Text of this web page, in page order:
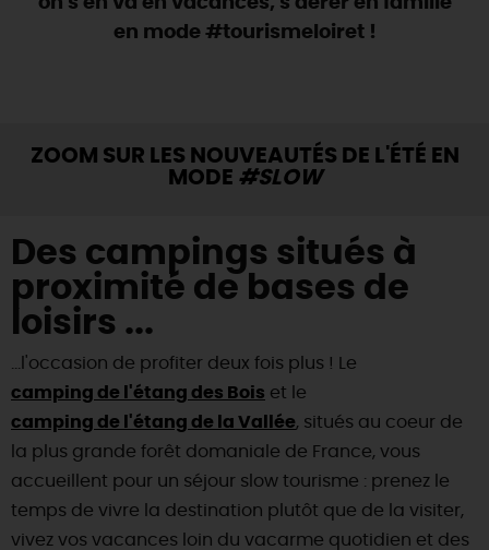
créatives
La Route desMétiers d'Art
Des vacances auprès des animaux 🐎
Une saison de festivals 🎉
Des sorties en famille dans le Loiret !
Programme des animations "Loiret au fil de l'eau"
Où sortir ?
AUJOURD'HUI
DEMAIN
SE REPÉRER,SE DÉPLACER
en mode #tourismeloiret !
ZOOM SUR LES NOUVEAUTÉS DE L'ÉTÉ EN
MODE #SLOW
Des campings situés à
proximité de bases de
loisirs ...
...l'occasion de profiter deux fois plus ! Le
camping de l'étang des Bois et le
camping de l'étang de la Vallée, situés au coeur de
la plus grande forêt domaniale de France, vous
accueillent pour un séjour slow tourisme : prenez le
temps de vivre la destination plutôt que de la visiter,
vivez vos vacances loin du vacarme quotidien et des